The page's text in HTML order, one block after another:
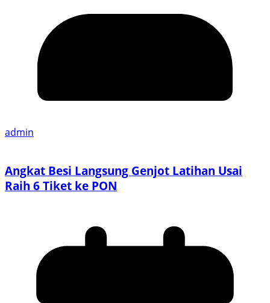
admin
Angkat Besi Langsung Genjot Latihan Usai
Raih 6 Tiket ke PON